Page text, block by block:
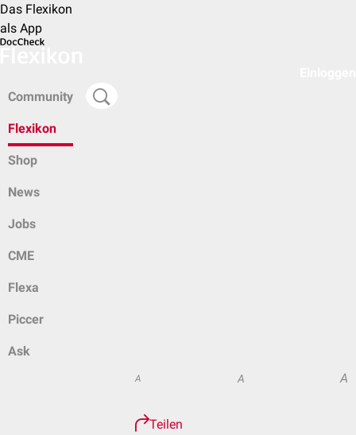
Das Flexikon
als App
Community
Flexikon
Shop
News
Jobs
CME
Flexa
Piccer
Ask
A A A
Teilen